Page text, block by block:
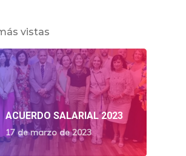
vistas
ACUERDO SALARIAL 2023
17 de marzo de 2023